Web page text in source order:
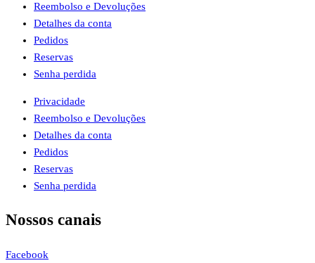
Reembolso e Devoluções
Detalhes da conta
Pedidos
Reservas
Senha perdida
Privacidade
Reembolso e Devoluções
Detalhes da conta
Pedidos
Reservas
Senha perdida
Nossos canais
Facebook